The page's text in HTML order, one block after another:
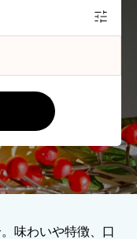
味わいや特徴、口